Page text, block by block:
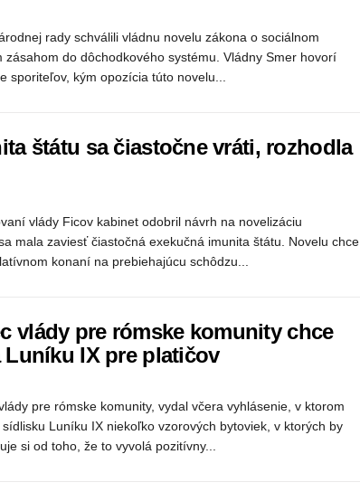
rady schválili vládnu novelu zákona o sociálnom
do dôchodkového systému. Vládny Smer hovorí
sporiteľov, kým opozícia túto novelu...
štátu sa čiastočne vráti, rozhodla
vlády Ficov kabinet odobril návrh na novelizáciu
mala zaviesť čiastočná exekučná imunita štátu. Novelu chce
konaní na prebiehajúcu schôdzu...
vlády pre rómske komunity chce
IX pre platičov
pre rómske komunity, vydal včera vyhlásenie, v ktorom
Luníku IX niekoľko vzorových bytoviek, v ktorých by
si od toho, že to vyvolá pozitívny...